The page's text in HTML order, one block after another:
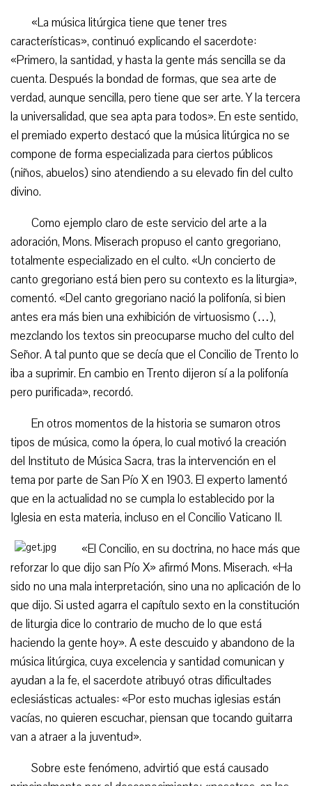
«La música litúrgica tiene que tener tres
características», continuó explicando el sacerdote:
«Primero, la santidad, y hasta la gente más sencilla se da
cuenta. Después la bondad de formas, que sea arte de
verdad, aunque sencilla, pero tiene que ser arte. Y la tercera
la universalidad, que sea apta para todos». En este sentido,
el premiado experto destacó que la música litúrgica no se
compone de forma especializada para ciertos públicos
(niños, abuelos) sino atendiendo a su elevado fin del culto
divino.
Como ejemplo claro de este servicio del arte a la
adoración, Mons. Miserach propuso el canto gregoriano,
totalmente especializado en el culto. «Un concierto de
canto gregoriano está bien pero su contexto es la liturgia»,
comentó. «Del canto gregoriano nació la polifonía, si bien
antes era más bien una exhibición de virtuosismo (…),
mezclando los textos sin preocuparse mucho del culto del
Señor. A tal punto que se decía que el Concilio de Trento lo
iba a suprimir. En cambio en Trento dijeron sí a la polifonía
pero purificada», recordó.
En otros momentos de la historia se sumaron otros
tipos de música, como la ópera, lo cual motivó la creación
del Instituto de Música Sacra, tras la intervención en el
tema por parte de San Pío X en 1903. El experto lamentó
que en la actualidad no se cumpla lo establecido por la
Iglesia en esta materia, incluso en el Concilio Vaticano II.
«El Concilio, en su doctrina, no hace más que
reforzar lo que dijo san Pío X» afirmó Mons. Miserach. «Ha
sido no una mala interpretación, sino una no aplicación de lo
que dijo. Si usted agarra el capítulo sexto en la constitución
de liturgia dice lo contrario de mucho de lo que está
haciendo la gente hoy». A este descuido y abandono de la
música litúrgica, cuya excelencia y santidad comunican y
ayudan a la fe, el sacerdote atribuyó otras dificultades
eclesiásticas actuales: «Por esto muchas iglesias están
vacías, no quieren escuchar, piensan que tocando guitarra
van a atraer a la juventud».
Sobre este fenómeno, advirtió que está causado